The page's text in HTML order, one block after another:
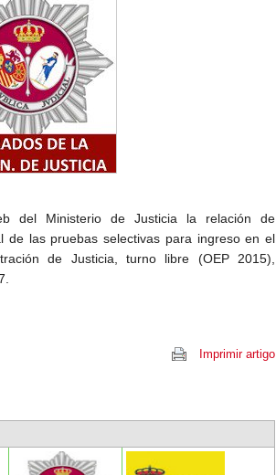
del Ministerio de Justicia la relación de
de las pruebas selectivas para ingreso en el
de Justicia, turno libre (OEP 2015),
Imprimir artigo